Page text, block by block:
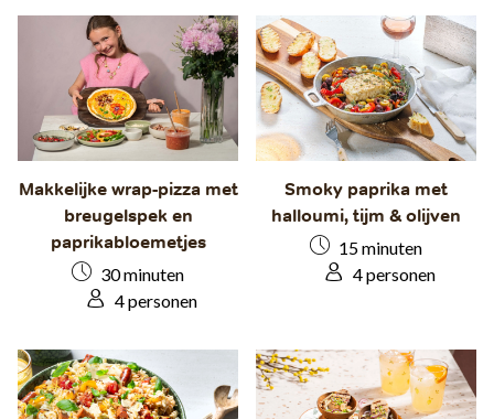
Makkelijke wrap-pizza met
breugelspek en
paprikabloemetjes
30 minuten
4 personen
Smoky paprika met
halloumi, tijm & olijven
15 minuten
4 personen